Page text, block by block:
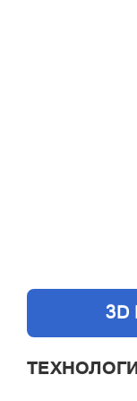
3D